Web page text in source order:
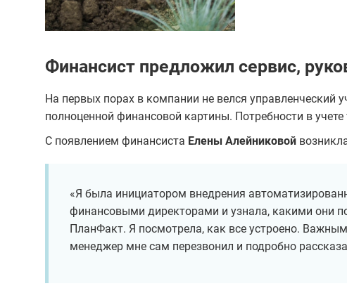
Финансист предложил сервис,
На первых порах в компании не велся управленческий
полноценной финансовой картины. Потребности в
С появлением финансиста Елены Алейниковой
«Я была инициатором внедрения
финансовыми директорами и узнала, какими они
ПланФакт. Я посмотрела, как все устроено.
менеджер мне сам перезвонил и подробно